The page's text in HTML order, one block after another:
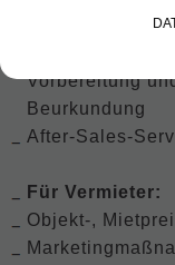
Kommunikation
Vorbereitung
Beurkundung
After-Sales-
Für Vermieter:
Objekt-,